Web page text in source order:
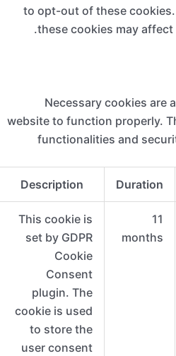
to opt-out of these
these cookies may
Necessary cookies are
website to function properly.
functionalities and
Duration
Description
11
months
This cookie is
set by GDPR
Cookie
Consent
plugin. The
cookie is used
to store the
user consent